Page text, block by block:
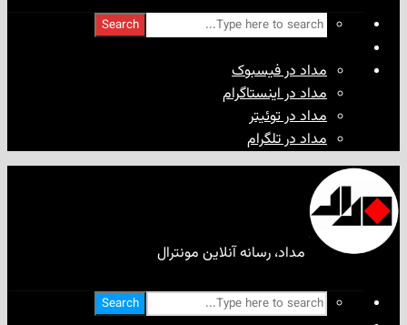
Search
مداد در فیسبوک
مداد در اینستاگرام
مداد در توئیتر
مداد در تلگرام
مداد، رسانه آنلاین مونترال
Search